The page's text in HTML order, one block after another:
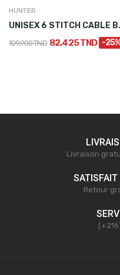
HUNTER
109,900 TND 82,425 TND -
Livraison
SATISFAIT
Retour